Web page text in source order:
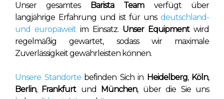
Unser gesamtes Barista Teamverfügt über
langjährige Erfahrung und ist für uns deutschland-
und europaweit im Einsatz. Unser Equipmentwird
regelmäßig gewartet, sodass wir maximale
Zuverlässigkeit gewährleisten können.
Unsere Standortebefinden Sich in Heidelberg, Köln,
Berlin, Frankfurtund München, über die Sie uns